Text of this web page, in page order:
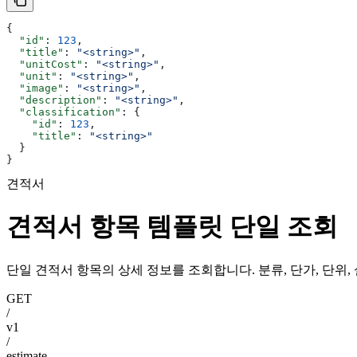
{
  "id"
: 123 ,
  "title"
: "<string>" ,
  "unitCost"
: "<string>" ,
  "unit"
: "<string>" ,
  "image"
: "<string>" ,
  "description"
: "<string>" ,
  "classification"
: {
    "id"
: 123 ,
    "title"
:
"<string>"
  }
}
견적서
견적서 항목 템플릿 단일 조회
단일 견적서 항목의 상세 정보를 조회합니다. 분류, 단가, 단위,
GET
/
v1
/